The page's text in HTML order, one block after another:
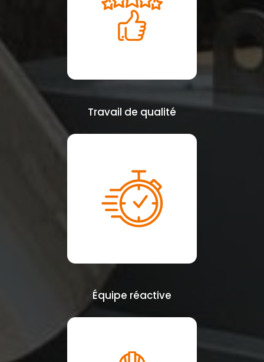
Travail de qualité
Équipe réactive